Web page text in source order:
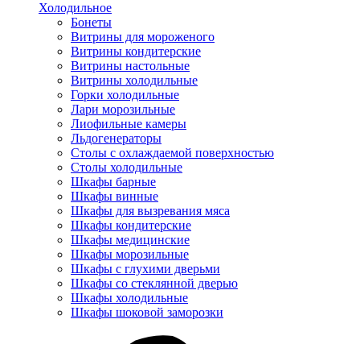
Холодильное
Бонеты
Витрины для мороженого
Витрины кондитерские
Витрины настольные
Витрины холодильные
Горки холодильные
Лари морозильные
Лиофильные камеры
Льдогенераторы
Столы с охлаждаемой поверхностью
Столы холодильные
Шкафы барные
Шкафы винные
Шкафы для вызревания мяса
Шкафы кондитерские
Шкафы медицинские
Шкафы морозильные
Шкафы с глухими дверьми
Шкафы со стеклянной дверью
Шкафы холодильные
Шкафы шоковой заморозки